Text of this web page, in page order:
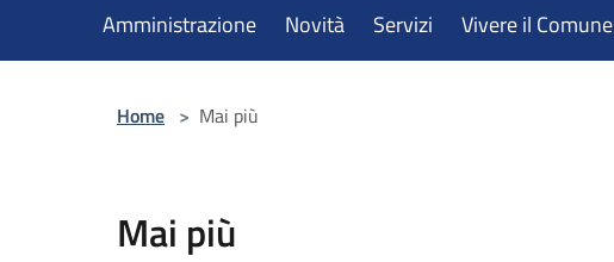
Amministrazione Novità Servizi Vivere il Comune
Home > Mai più
Mai più